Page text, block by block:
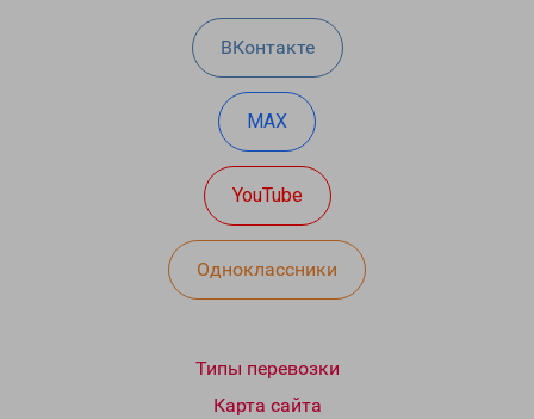
ВКонтакте
MAX
YouTube
Одноклассники
Типы перевозки
Карта сайта